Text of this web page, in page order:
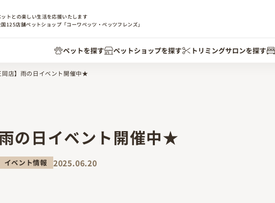
ットとの楽しい生活を応援いたします
125店舗ペットショップ「コーワペッツ・ペッツフレンズ」
ペットを探す ペットショップを探す トリミングサロンを探す
店】雨の日イベント開催中★
の日イベント開催中★
イベント情報
2025.06.20